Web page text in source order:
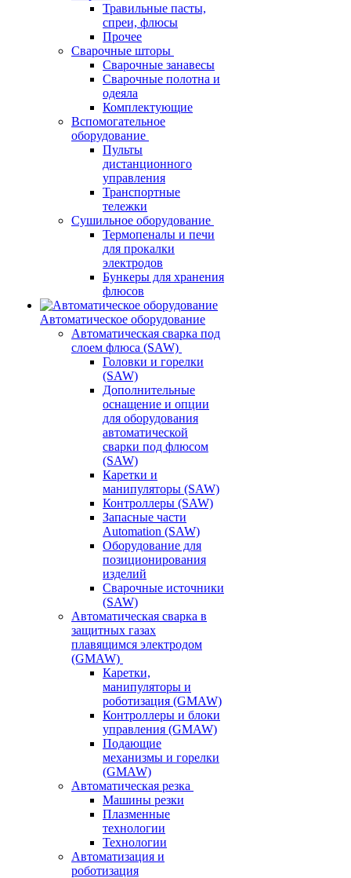
Травильные пасты,
спреи, флюсы
Прочее
Сварочные шторы
Сварочные занавесы
Сварочные полотна и
одеяла
Комплектующие
Вспомогательное
оборудование
Пульты
дистанционного
управления
Транспортные
тележки
Сушильное оборудование
Термопеналы и печи
для прокалки
электродов
Бункеры для хранения
флюсов
Автоматическое оборудование
Автоматическая сварка под
слоем флюса (SAW)
Головки и горелки
(SAW)
Дополнительные
оснащение и опции
для оборудования
автоматической
сварки под флюсом
(SAW)
Каретки и
манипуляторы (SAW)
Контроллеры (SAW)
Запасные части
Automation (SAW)
Оборудование для
позиционирования
изделий
Сварочные источники
(SAW)
Автоматическая сварка в
защитных газах
плавящимся электродом
(GMAW)
Каретки,
манипуляторы и
роботизация (GMAW)
Контроллеры и блоки
управления (GMAW)
Подающие
механизмы и горелки
(GMAW)
Автоматическая резка
Машины резки
Плазменные
технологии
Технологии
Автоматизация и
роботизация